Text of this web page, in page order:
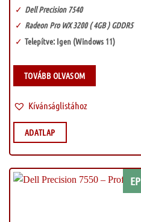
Dell Precision 7540
Radeon Pro WX 3200 ( 4GB ) GDDR5
Telepítve: Igen (Windows 11)
TOVÁBB OLVASOM
Kívánságlistához
ADATLAP
EP